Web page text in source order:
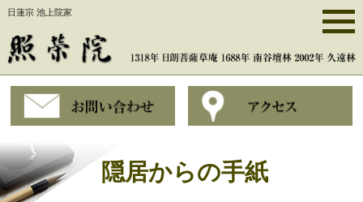
日蓮宗 池上院家
隠居からの手紙